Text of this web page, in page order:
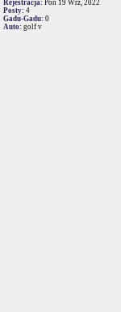
Rejestracja: Pon 19 Wrz, 2022
Posty: 4
Gadu-Gadu: 0
Auto: golf v